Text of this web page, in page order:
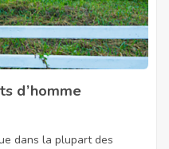
d’homme
dans la plupart des